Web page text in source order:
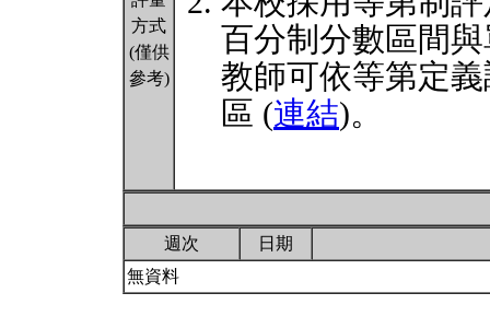
方式
(僅供
參考)
百分制分數區間
教師可依等第定
區 (連結)。
週次
日期
無資料